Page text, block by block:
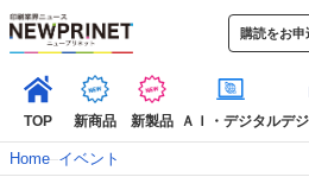
購読をお申
TOP 新商品 新製品 ＡＩ・デジタルデ
Home–イベント